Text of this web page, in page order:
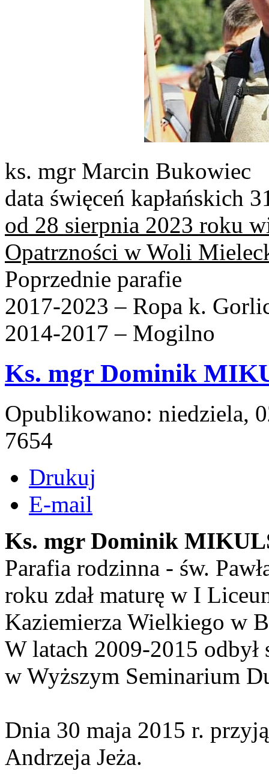
ks. mgr Marcin Bukowiec
data święceń kapłańskich
od 28 sierpnia 2023 roku
Opatrzności w Woli
Poprzednie parafie
2017-2023 – Ropa k.
2014-2017 – Mogilno
Ks. mgr Dominik
Opublikowano: niedziela,
7654
Drukuj
E-mail
Ks. mgr Dominik
Parafia rodzinna - św.
roku zdał maturę w I
Kaziemierza Wielkiego w
W latach 2009-2015
w Wyższym Seminarium
Dnia 30 maja 2015 r.
Andrzeja Jeża.